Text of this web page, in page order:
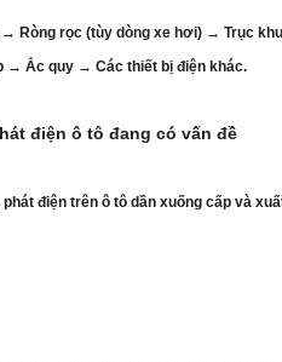
Ròng rọc (tùy dòng xe hơi) → Trục
→ Ắc quy → Các thiết bị điện khác.
điện ô tô đang có vấn đề
điện trên ô tô dần xuống cấp và